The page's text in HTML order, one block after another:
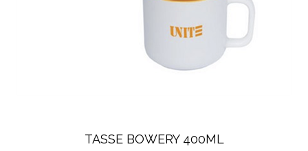
TASSE BOWERY 400ML